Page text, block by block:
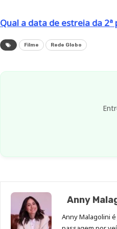
Qual a data de estreia da
Filme Rede Globo
Anny
Anny Malagolini